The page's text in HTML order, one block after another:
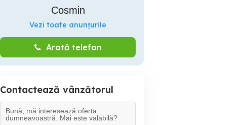
Cosmin
Vezi toate anunțurile
Arată telefon
Contactează vânzătorul